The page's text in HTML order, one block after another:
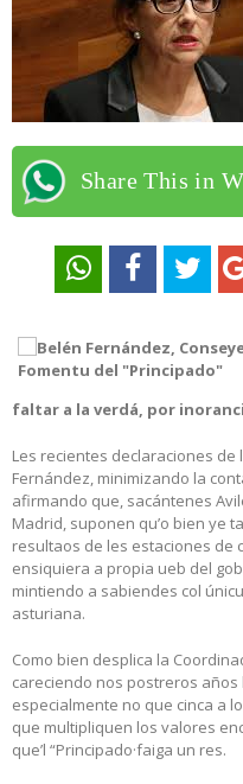
Share This in
faltar a la verdá, por
Les recientes declaraciones de
Fernández, minimizando la
afirmando que, sacántenes
Madrid, suponen qu’o bien ye
resultaos de les estaciones de
ensiquiera a propia ueb del
mintiendo a sabiendes col
asturiana.
Como bien desplica la
careciendo nos postreros
especialmente no que cinca a
que multipliquen los valores
que’l “Principado·faiga un res.